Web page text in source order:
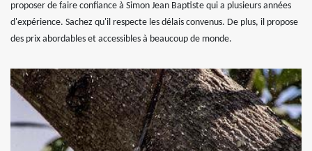
proposer de faire confiance à Simon Jean Baptiste qui a plusieurs années
d'expérience. Sachez qu'il respecte les délais convenus. De plus, il propose
des prix abordables et accessibles à beaucoup de monde.